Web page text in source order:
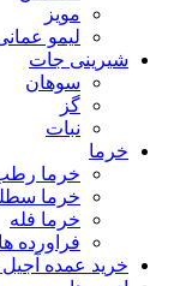
مویز
لیمو
شیرینی جات
سوهان
گز
نبات
خرما
خرما
خرما
خرما فله
فراورده
خرید عمده